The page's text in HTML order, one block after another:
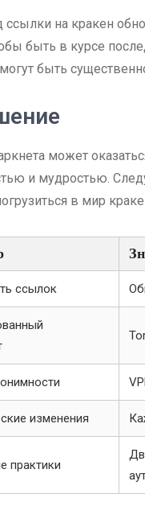
на кракен
быть в курсе
быть
может
и мудростью.
в мир
ссылок
изменения
практики